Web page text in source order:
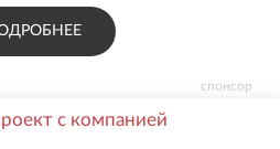
спонсор
с компанией